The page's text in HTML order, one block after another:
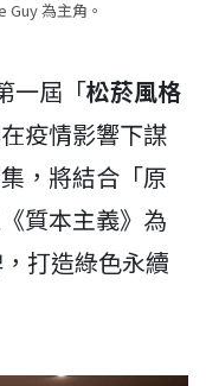
Guy 為主角。
一屆「松菸風格
疫情影響下謀
，將結合「原
質本主義》為
打造綠色永續